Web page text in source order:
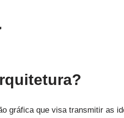
gráfica que visa transmitir as